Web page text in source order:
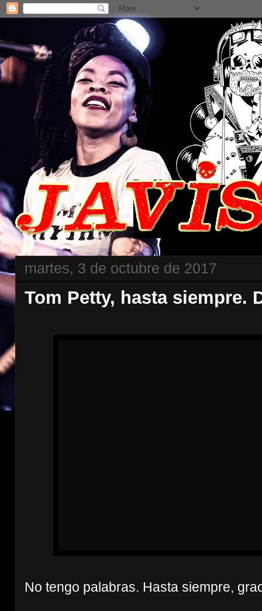
martes, 3 de octubre de 2017
Tom Petty, hasta siempre.
No tengo palabras. Hasta siempre,